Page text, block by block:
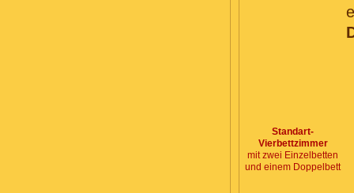
Standart-
Vierbettzimmer
mit zwei Einzelbetten
und einem Doppelbett